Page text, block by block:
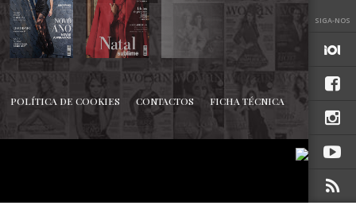
SIGA-NOS
POLÍTICA DE COOKIES CONTACTOS FICHA TÉCNICA